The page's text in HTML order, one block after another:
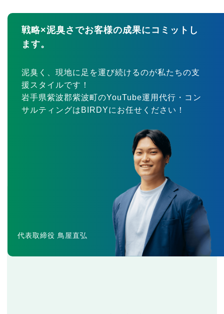
戦略×泥臭さでお客様の成果にコミットし
ます。
泥臭く、現地に足を運び続けるのが私たちの支
援スタイルです！
岩手県紫波郡紫波町のYouTube運用代行・コン
サルティングはBIRDYにお任せください！
代表取締役 鳥屋直弘